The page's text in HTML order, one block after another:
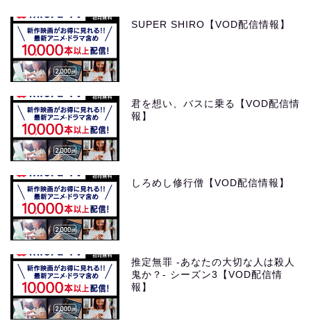
SUPER SHIRO【VOD配信情報】
君を想い、バスに乗る【VOD配信情
報】
しろめし修行僧【VOD配信情報】
推定無罪 -あなたの大切な人は殺人
鬼か？- シーズン3【VOD配信情
報】